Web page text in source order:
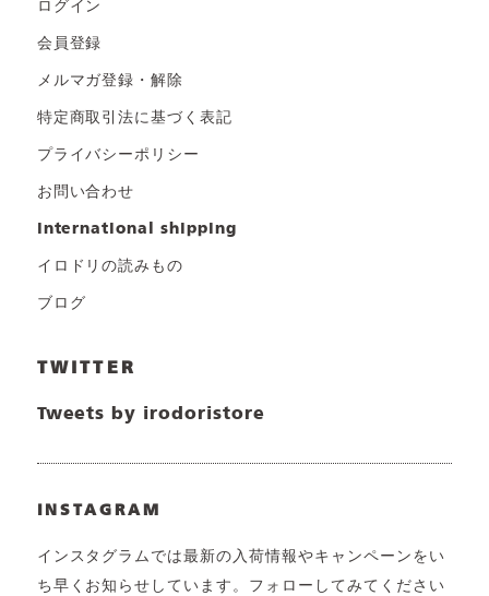
ログイン
会員登録
メルマガ登録・解除
特定商取引法に基づく表記
プライバシーポリシー
お問い合わせ
international shipping
イロドリの読みもの
ブログ
TWITTER
Tweets by irodoristore
INSTAGRAM
インスタグラムでは最新の入荷情報やキャンペーンをい
ち早くお知らせしています。フォローしてみてください